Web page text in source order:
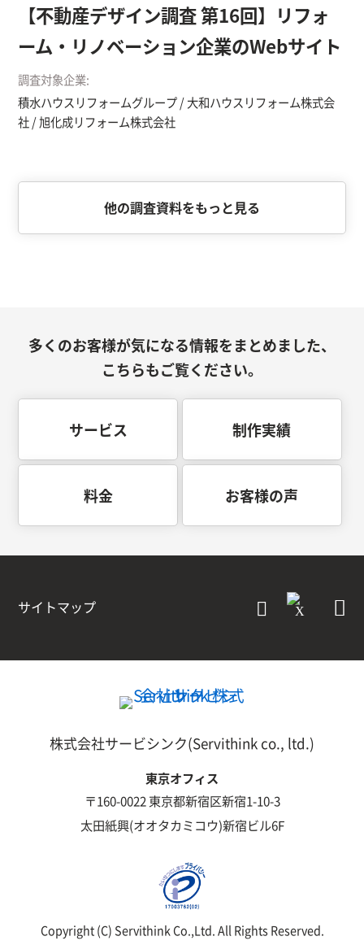
【不動産デザイン調査 第16回】リフォ
ーム・リノベーション企業のWebサイト
調査対象企業:
積水ハウスリフォームグループ / 大和ハウスリフォーム株式会
社 / 旭化成リフォーム株式会社
他の調査資料をもっと見る
多くのお客様が気になる情報をまとめました、
こちらもご覧ください。
サービス 制作実績
料金 お客様の声
サイトマップ
株式会社サービシンク(Servithink co., ltd.)
東京オフィス
〒160-0022 東京都新宿区新宿1-10-3
太田紙興(オオタカミコウ)新宿ビル6F
Copyright (C) Servithink Co.,Ltd. All Rights Reserved.